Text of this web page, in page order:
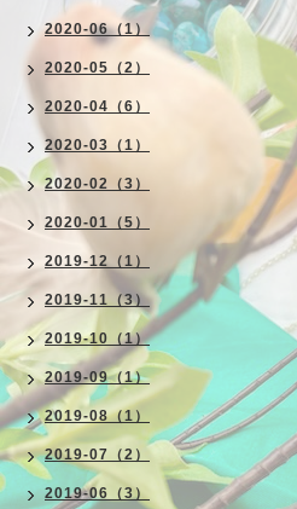
2020-06（1）
2020-05（2）
2020-04（6）
2020-03（1）
2020-02（3）
2020-01（5）
2019-12（1）
2019-11（3）
2019-10（1）
2019-09（1）
2019-08（1）
2019-07（2）
2019-06（3）